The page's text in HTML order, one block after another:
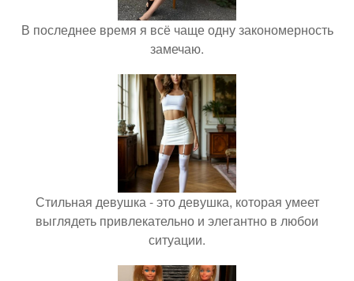
В последнее время я всё чаще одну закономерность
замечаю.
Стильная девушка - это девушка, которая умеет
выглядеть привлекательно и элегантно в любои
ситуации.